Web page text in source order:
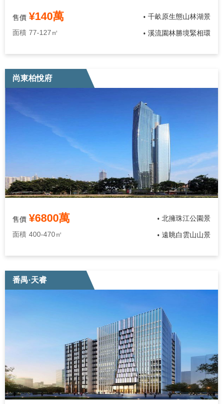
售價 ¥140萬
面積 77-127㎡
• 千畝原生態山林湖景
• 溪流園林勝境緊相環
尚東柏悅府
售價 ¥6800萬
面積 400-470㎡
• 北擁珠江公園景
• 遠眺白雲山山景
番禺·天睿